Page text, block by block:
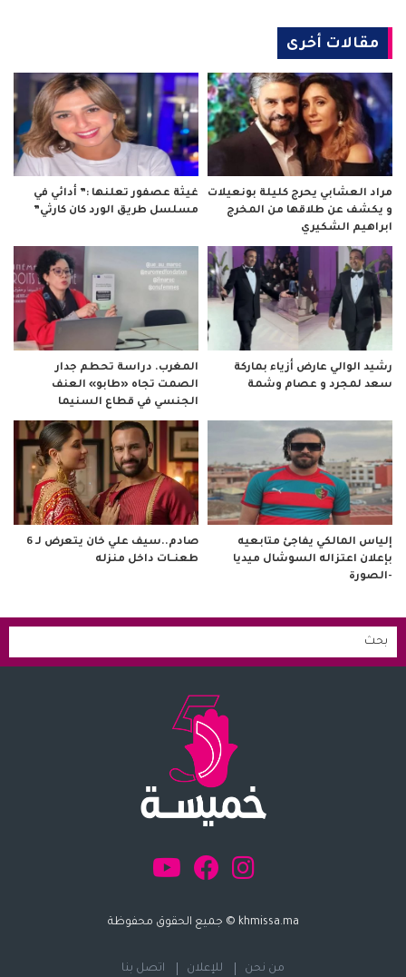
مقالات أخرى
مراد العشابي يحرج كليلة بونعيلات
و يكشف عن طلاقها من المخرج
ابراهيم الشكيري
غيثة عصفور تعلنها :” أدائي في
مسلسل طريق الورد كان كارثي”
رشيد الوالي عارض أزياء بماركة
سعد لمجرد و عصام وشمة
المغرب. دراسة تحطم جدار
الصمت تجاه «طابو» العنف
الجنسي في قطاع السنيما
إلياس المالكي يفاجئ متابعيه
بإعلان اعتزاله السوشال ميديا
-الصورة
صادم..سيف علي خان يتعرض لـ 6
طعنــات داخل منزله
khmissa.ma © جميع الحقوق محفوظة
من نحن للإعلان اتصل بنا